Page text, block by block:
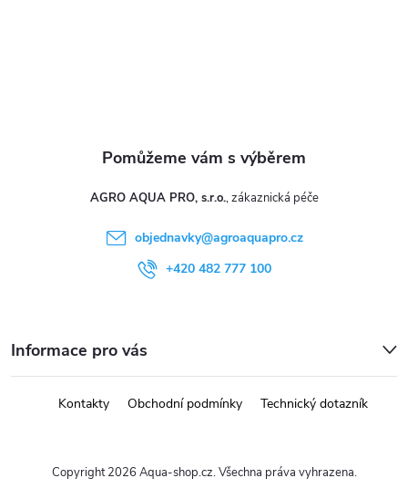
AGRO AQUA PRO, s.r.o.
objednavky@agroaquapro.cz
+420 482 777 100
Informace pro vás
Kontakty Obchodní podmínky Technický dotazník
Copyright 2026 Aqua-shop.cz. Všechna práva vyhrazena.